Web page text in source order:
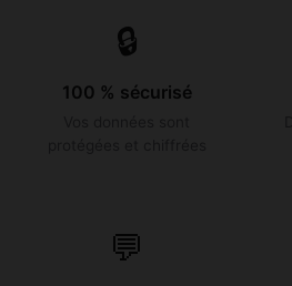
🔒
100 % sécurisé
💬